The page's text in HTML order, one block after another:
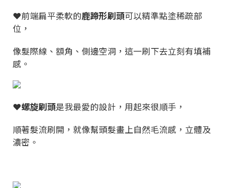
❤️前端扁平柔軟的鹿蹄形刷頭可以精準點塗稀疏部
位，
像髮際線、額角、側邊空洞，這一刷下去立刻有填補
感。
❤️螺旋刷頭是我最愛的設計，用起來很順手，
順著髮流刷開，就像幫頭髮畫上自然毛流感，立體及
濃密。